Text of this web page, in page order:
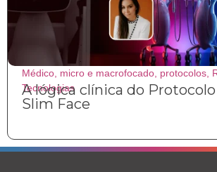
Médico, micro e macrofocado, protocolos,
Tecnologias
A lógica clínica do
Slim Face